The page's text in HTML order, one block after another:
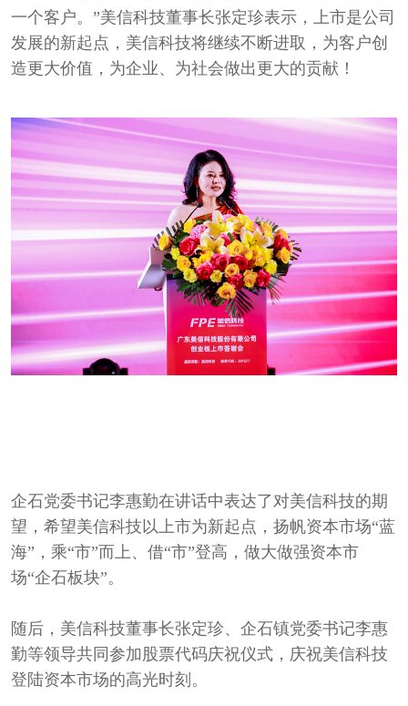
一个客户。”美信科技董事长张定珍表示，上市是公司
发展的新起点，美信科技将继续不断进取，为客户创
造更大价值，为企业、为社会做出更大的贡献！
企石党委书记李惠勤在讲话中表达了对美信科技的期
望，希望美信科技以上市为新起点，扬帆资本市场“蓝
海”，乘“市”而上、借“市”登高，做大做强资本市
场“企石板块”。
随后，美信科技董事长张定珍、企石镇党委书记李惠
勤等领导共同参加股票代码庆祝仪式，庆祝美信科技
登陆资本市场的高光时刻。